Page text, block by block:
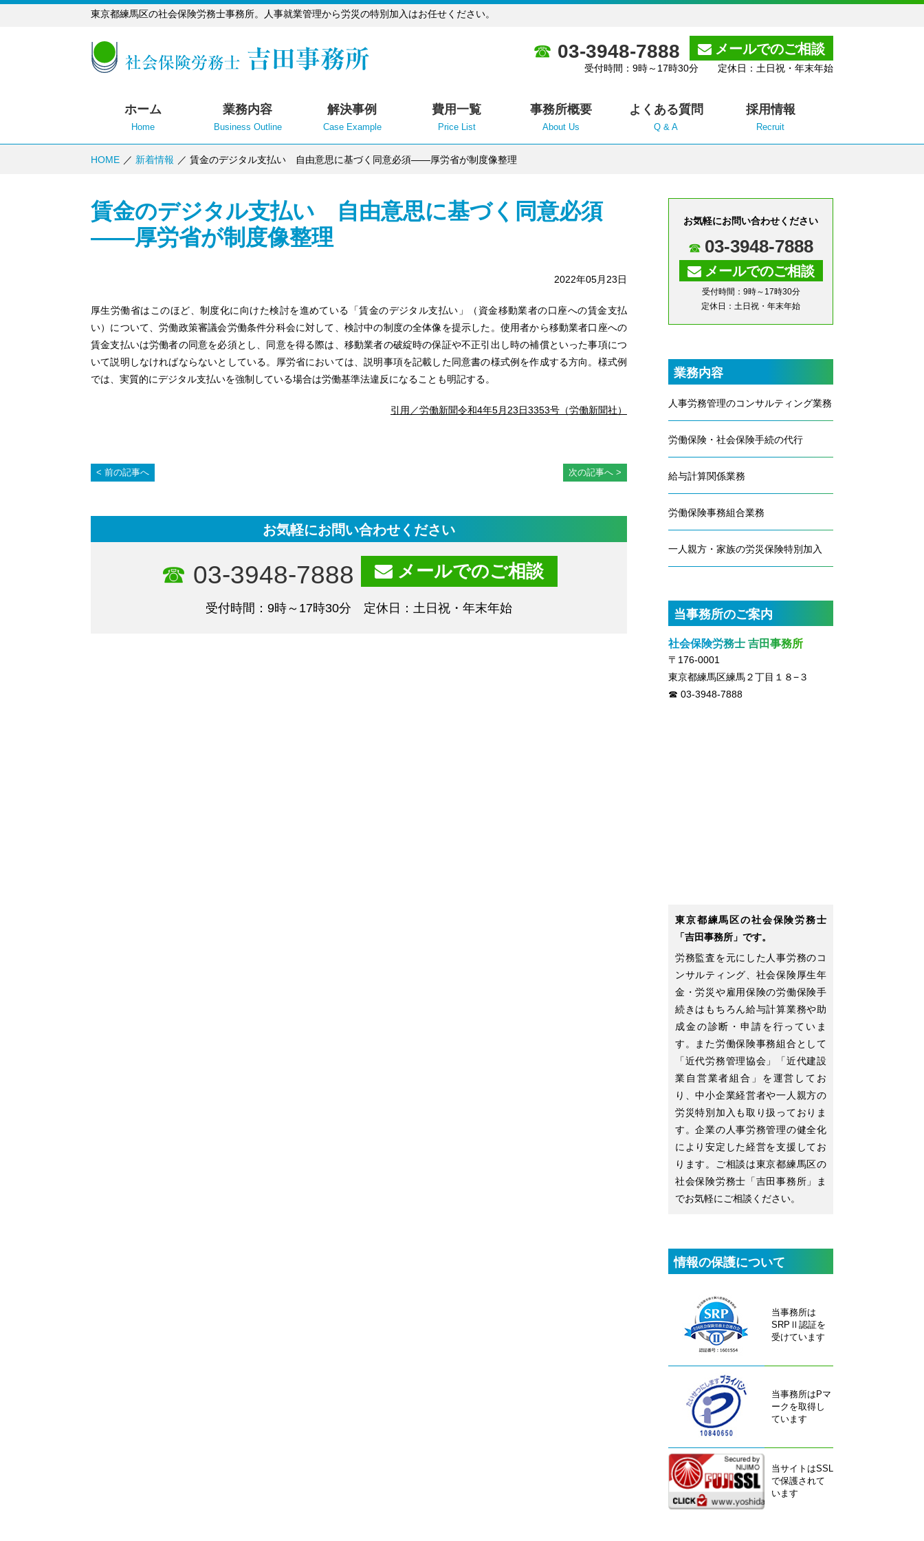
東京都練馬区の社会保険労務士事務所。人事就業管理から労災の特別加入はお任せください。
03-3948-7888 メールでのご相談
受付時間：9時～17時30分 定休日：土日祝・年末年始
ホーム
Home
業務内容
Business Outline
解決事例
Case Example
費用一覧
Price List
事務所概要
About Us
よくある質問
Q & A
採用情報
Recruit
HOME 新着情報 賃金のデジタル支払い 自由意思に基づく同意必須――厚労省が制度像整理
賃金のデジタル支払い 自由意思に基づく同意必須
――厚労省が制度像整理
2022年05月23日
厚生労働省はこのほど、制度化に向けた検討を進めている「賃金のデジタル支払い」（資金移動業者の口座への賃金支払
い）について、労働政策審議会労働条件分科会に対して、検討中の制度の全体像を提示した。使用者から移動業者口座への
賃金支払いは労働者の同意を必須とし、同意を得る際は、移動業者の破綻時の保証や不正引出し時の補償といった事項につ
いて説明しなければならないとしている。厚労省においては、説明事項を記載した同意書の様式例を作成する方向。様式例
では、実質的にデジタル支払いを強制している場合は労働基準法違反になることも明記する。
引用／労働新聞令和4年5月23日3353号（労働新聞社）
前の記事へ 次の記事へ
お気軽にお問い合わせください
03-3948-7888 メールでのご相談
受付時間：9時～17時30分 定休日：土日祝・年末年始
お気軽にお問い合わせください
03-3948-7888
メールでのご相談
受付時間：9時～17時30分
定休日：土日祝・年末年始
業務内容
人事労務管理のコンサルティング業務
労働保険・社会保険手続の代行
給与計算関係業務
労働保険事務組合業務
一人親方・家族の労災保険特別加入
当事務所のご案内
社会保険労務士 吉田事務所
〒176-0001
東京都練馬区練馬２丁目１８−３
03-3948-7888
東京都練馬区の社会保険労務士
「吉田事務所」です。
労務監査を元にした人事労務のコ
ンサルティング、社会保険厚生年
金・労災や雇用保険の労働保険手
続きはもちろん給与計算業務や助
成金の診断・申請を行っていま
す。また労働保険事務組合として
「近代労務管理協会」「近代建設
業自営業者組合」を運営してお
り、中小企業経営者や一人親方の
労災特別加入も取り扱っておりま
す。企業の人事労務管理の健全化
により安定した経営を支援してお
ります。ご相談は東京都練馬区の
社会保険労務士「吉田事務所」ま
でお気軽にご相談ください。
情報の保護について
当事務所は
SRPⅡ認証を
受けています
当事務所はPマ
ークを取得し
ています
当サイトはSSL
で保護されて
います